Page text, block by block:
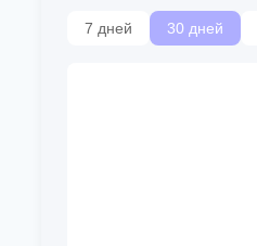
7 дней 30 дней